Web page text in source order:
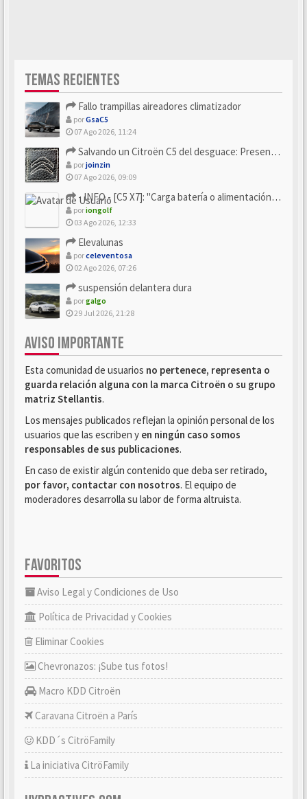
TEMAS RECIENTES
Fallo trampillas aireadores climatizador
porGsaC5
07 Ago 2026, 11:24
Salvando un Citroën C5 del desguace: Presentación y seguimiento
porjoinzin
07 Ago 2026, 09:09
- INFO - [C5 X7]: "Carga batería o alimentación eléctri...
poriongolf
03 Ago 2026, 12:33
Elevalunas
porceleventosa
02 Ago 2026, 07:26
suspensión delantera dura
porgalgo
29 Jul 2026, 21:28
AVISO IMPORTANTE
Esta comunidad de usuarios no pertenece, representa o
guarda relación alguna con la marca Citroën o su grupo
matriz Stellantis.
Los mensajes publicados reflejan la opinión personal de los
usuarios que las escriben y en ningún caso somos
responsables de sus publicaciones.
En caso de existir algún contenido que deba ser retirado,
por favor, contactar con nosotros. El equipo de
moderadores desarrolla su labor de forma altruista.
FAVORITOS
Aviso Legal y Condiciones de Uso
Política de Privacidad y Cookies
Eliminar Cookies
Chevronazos: ¡Sube tus fotos!
Macro KDD Citroën
Caravana Citroën a París
KDD´s CitröFamily
La iniciativa CitröFamily